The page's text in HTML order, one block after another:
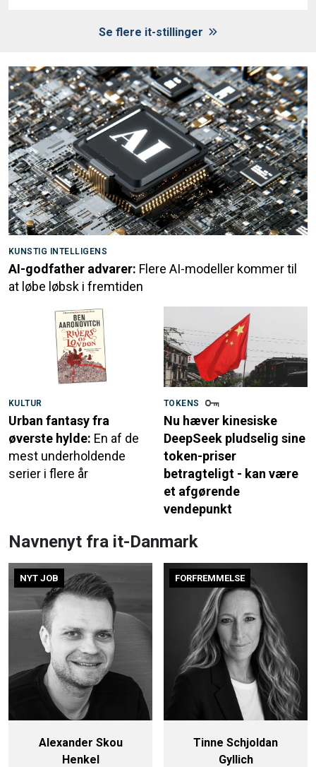
Se flere it-stillinger
KUNSTIG INTELLIGENS
AI-godfather advarer: Flere AI-modeller kommer til
at løbe løbsk i fremtiden
KULTUR
Urban fantasy fra
øverste hylde: En af de
mest underholdende
serier i flere år
TOKENS
Nu hæver kinesiske
DeepSeek pludselig sine
token-priser
betragteligt - kan være
et afgørende
vendepunkt
Navnenyt fra it-Danmark
NYT JOB
Alexander Skou
Henkel
FORFREMMELSE
Tinne Schjoldan
Gyllich